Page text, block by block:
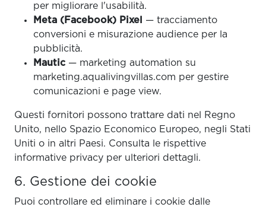
per migliorare l'usabilità.
Meta (Facebook) Pixel
— tracciamento
conversioni e misurazione audience per la
pubblicità.
Mautic — marketing automation su
marketing.aqualivingvillas.com per gestire
comunicazioni e page view.
Questi fornitori possono trattare dati nel Regno
Unito, nello Spazio Economico Europeo, negli Stati
Uniti o in altri Paesi. Consulta le rispettive
informative privacy per ulteriori dettagli.
6. Gestione dei cookie
Puoi controllare ed eliminare i cookie dalle